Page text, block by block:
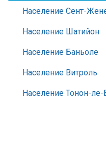
Население Сент-
Население Шатийон
Население Баньоле
Население Витроль
Население Тонон-